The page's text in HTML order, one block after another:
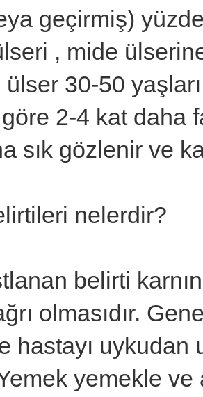
geçirmiş)
, mide
30-50
2-4 kat daha
sık gözlenir ve
nelerdir?
belirti
olmasıdır.
hastayı
yemekle